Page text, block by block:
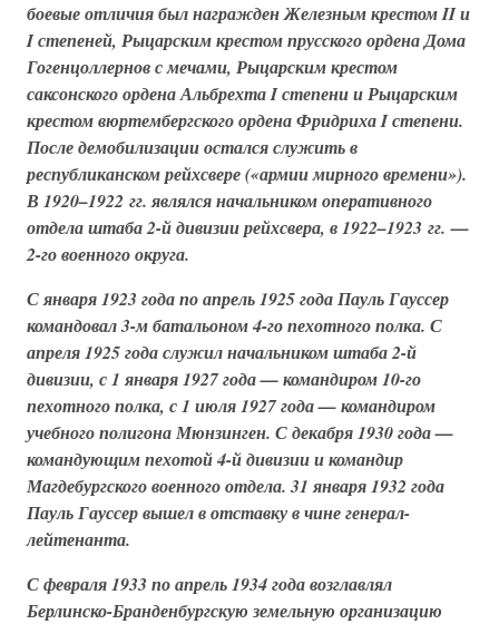
боевые отличия был награжден Железным крестом II и
I степеней, Рыцарским крестом прусского ордена Дома
Гогенцоллернов с мечами, Рыцарским крестом
саксонского ордена Альбрехта I степени и Рыцарским
крестом вюртембергского ордена Фридриха I степени.
После демобилизации остался служить в
республиканском рейхсвере(«армии мирного времени»).
В 1920–1922 гг. являлся начальником оперативного
отдела штаба 2-й дивизии рейхсвера, в 1922–1923 гг. —
2-го военного округа.
С января 1923 года по апрель 1925 года Пауль Гауссер
командовал 3-м батальоном 4-го пехотного полка. С
апреля 1925 года служил начальником штаба 2-й
дивизии, с 1 января 1927 года — командиром 10-го
пехотного полка, с 1 июля 1927 года — командиром
учебного полигона Мюнзинген. С декабря 1930 года —
командующим пехотой 4-й дивизии и командир
Магдебургского военного отдела. 31 января 1932 года
Пауль Гауссер вышел в отставку в чине генерал-
лейтенанта.
С февраля 1933 по апрель 1934 года возглавлял
Берлинско-Бранденбургскую земельную организацию